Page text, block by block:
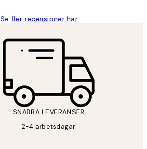
Se fler recensioner här
SNABBA LEVERANSER
2-4 arbetsdagar